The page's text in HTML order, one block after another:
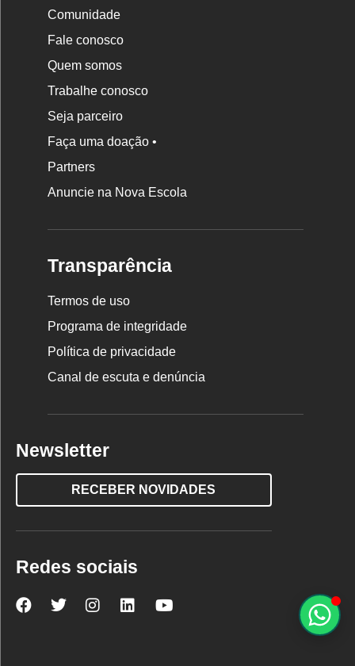
Comunidade
Fale conosco
Quem somos
Trabalhe conosco
Seja parceiro
Faça uma doação •
Partners
Anuncie na Nova Escola
Transparência
Termos de uso
Programa de integridade
Política de privacidade
Canal de escuta e denúncia
Newsletter
RECEBER NOVIDADES
Redes sociais
NovaNova Nova Nova